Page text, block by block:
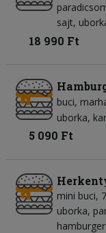
sajt,
18 990 Ft
buci
uborka
5 090 Ft
mini buci,
uborka,